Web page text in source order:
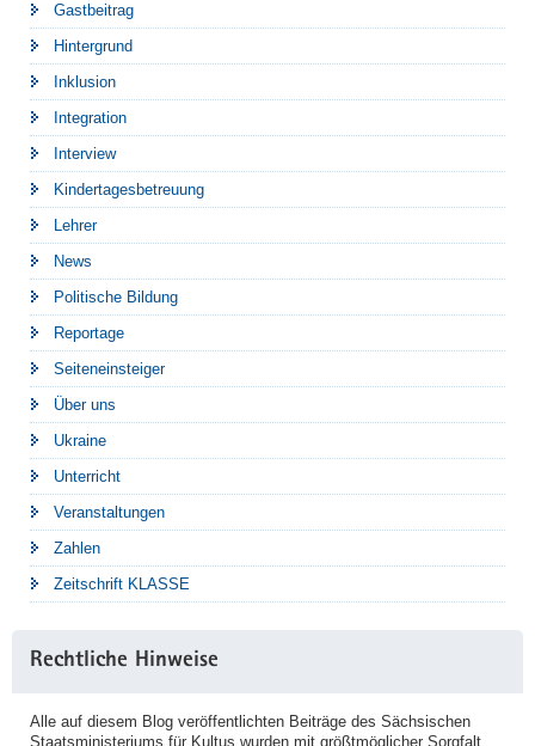
Gastbeitrag
Hintergrund
Inklusion
Integration
Interview
Kindertagesbetreuung
Lehrer
News
Politische Bildung
Reportage
Seiteneinsteiger
Über uns
Ukraine
Unterricht
Veranstaltungen
Zahlen
Zeitschrift KLASSE
Rechtliche Hinweise
Alle auf diesem Blog veröffentlichten Beiträge des Sächsischen
Staatsministeriums für Kultus wurden mit größtmöglicher Sorgfalt